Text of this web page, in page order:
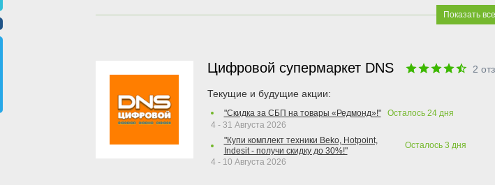
Показать все
Цифровой супермаркет DNS 2
Текущие и будущие акции:
"Скидка за СБП на товары «Редмонд»!" Осталось 24дня
4 - 31 Августа 2026
"Купи комплект техники Beko, Hotpoint,
Indesit - получи скидку до 30%!"
Осталось 3 дня
4 - 10 Августа 2026